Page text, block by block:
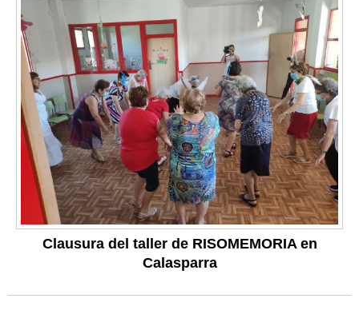
Clausura del taller de RISOMEMORIA en
Calasparra